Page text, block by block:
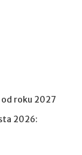
roku 2027
2026: